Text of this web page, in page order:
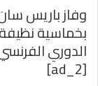
وفاز باريس
بخماسية
الدوري
[ad_2]